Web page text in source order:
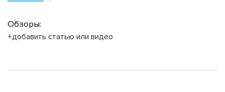
Обзоры:
+добавить статью или видео